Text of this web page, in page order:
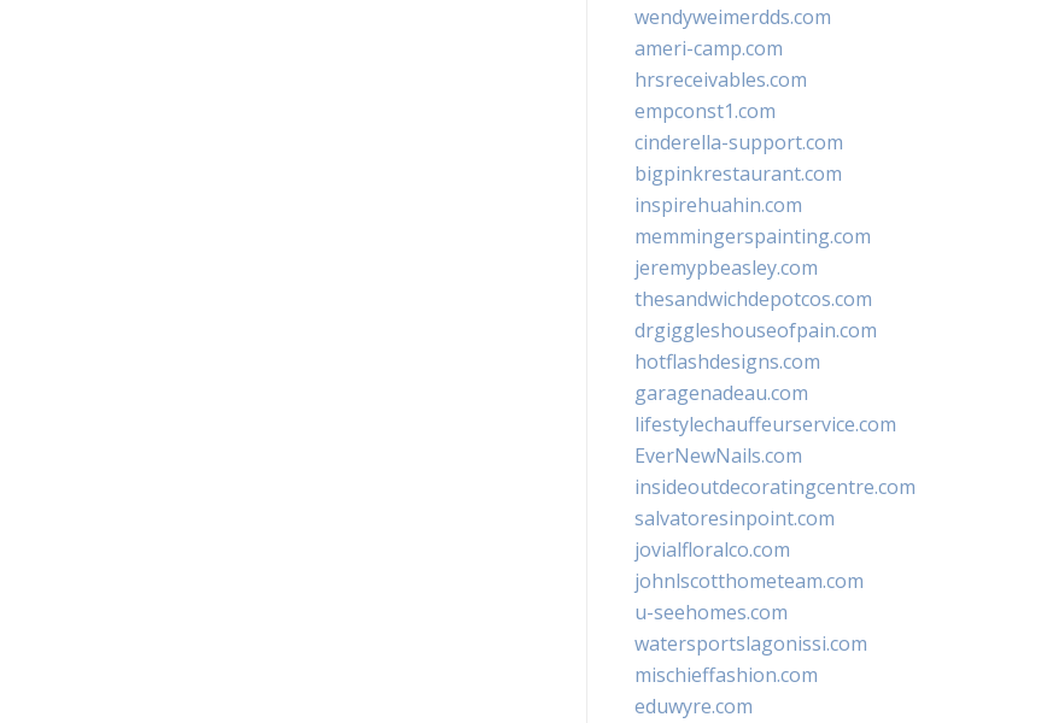
wendyweimerdds.com
ameri-camp.com
hrsreceivables.com
empconst1.com
cinderella-support.com
bigpinkrestaurant.com
inspirehuahin.com
memmingerspainting.com
jeremypbeasley.com
thesandwichdepotcos.com
drgiggleshouseofpain.com
hotflashdesigns.com
garagenadeau.com
lifestylechauffeurservice.com
EverNewNails.com
insideoutdecoratingcentre.com
salvatoresinpoint.com
jovialfloralco.com
johnlscotthometeam.com
u-seehomes.com
watersportslagonissi.com
mischieffashion.com
eduwyre.com